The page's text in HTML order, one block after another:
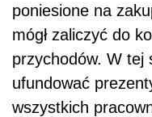
poniesione na
mógł zaliczyć do
przychodów. W tej
ufundować
wszystkich